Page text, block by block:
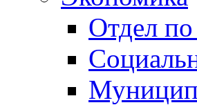
Отдел